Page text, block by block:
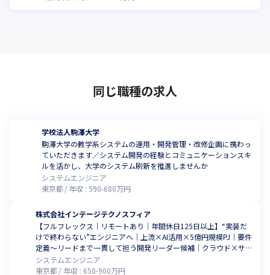
同じ職種の求人
学校法人駒澤大学
駒澤大学の教学系システムの運用・開発管理・改修企画に携わっ
ていただきます／システム開発の経験とコミュニケーションスキ
ルを活かし、大学のシステム刷新を推進しませんか
システムエンジニア
東京都
年収 :590-680万円
株式会社インテージテクノスフィア
【フルフレックス｜リモートあり｜年間休日125日以上】“実装だ
けで終わらない”エンジニアへ｜上流×AI活用×5億円規模PJ｜要件
定義〜リードまで一貫して担う開発リーダー候補｜クラウド×サー
バーレス環境【インテージテクノスフィア】
システムエンジニア
東京都
年収 : 650-900万円